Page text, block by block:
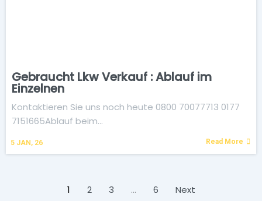
Gebraucht Lkw Verkauf : Ablauf im
Einzelnen
5 JAN, 26
Kontaktieren Sie uns noch heute 0800 70077713 0177
7151665Ablauf beim…
Read More
1 2 3 … 6 Next